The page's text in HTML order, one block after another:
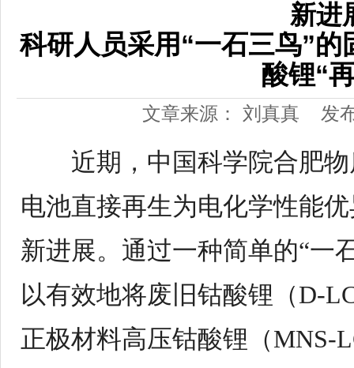
新进
科研人员采用“一石三鸟”
酸锂“
文章来源： 刘真真 发
近期，中国科学院合肥物
电池直接再生为电化学性能
新进展。通过一种简单的“一
以有效地将废旧钴酸锂 （D-
正极材料高压钴酸锂 （MNS-